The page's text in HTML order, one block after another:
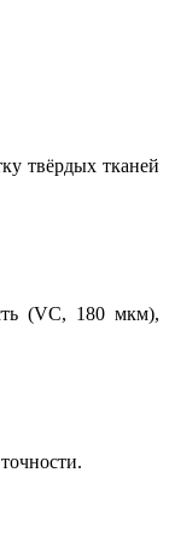
твёрдых тканей
(VC, 180 мкм),